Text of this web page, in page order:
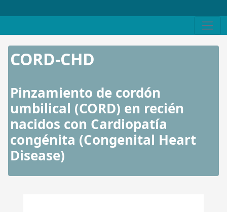
CORD-CHD
Pinzamiento de cordón
umbilical (CORD) en recién
nacidos con Cardiopatía
congénita (Congenital Heart
Disease)